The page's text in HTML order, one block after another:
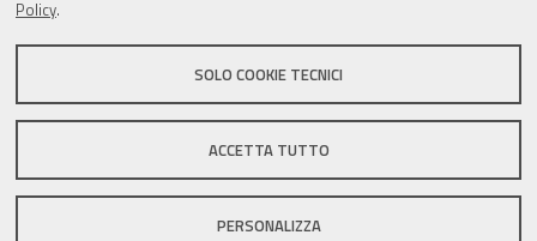
Policy.
SOLO COOKIE TECNICI
ACCETTA TUTTO
PERSONALIZZA
Sito istituzionale Comune di Zola Predosa